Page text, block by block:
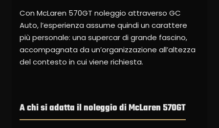
Con McLaren 570GT noleggio attraverso GC
Auto, l’esperienza assume quindi un carattere
più personale: una supercar di grande fascino,
accompagnata da un’organizzazione all’altezza
del contesto in cui viene richiesta.
A chi si adatta il noleggio di McLaren 570GT